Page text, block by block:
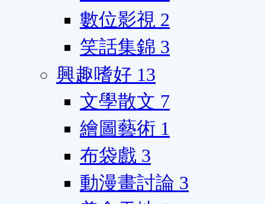
數位影視 2
笑話集錦 3
興趣嗜好 13
文學散文 7
繪圖藝術 1
布袋戲 3
動漫畫討論 3